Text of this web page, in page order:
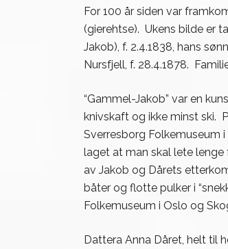
For 100 år siden var
(gierehtse). Ukens bilde er
Jakob), f. 2.4.1838, hans
Nursfjell, f. 28.4.1878.
“Gammel-Jakob” var en
knivskaft og ikke minst ski.
Sverresborg Folkemuseum
laget at man skal lete lenge
av Jakob og Dårets
båter og flotte pulker i
Folkemuseum i Oslo og
Dattera Anna Dåret, helt til